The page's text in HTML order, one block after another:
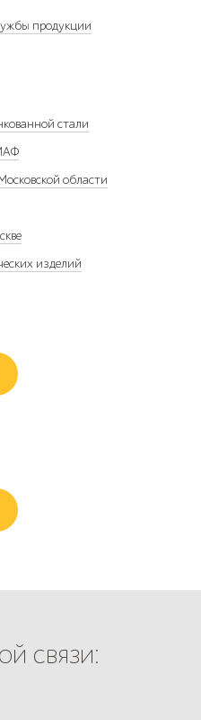
продукции
стали
области
изделий
связи: